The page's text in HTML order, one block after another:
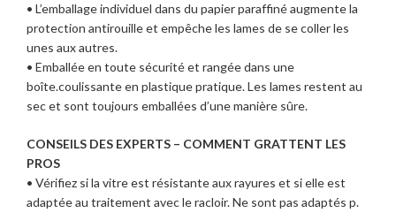
• L’emballage individuel dans du papier paraffiné augmente la
protection antirouille et empêche les lames de se coller les
unes aux autres.
• Emballée en toute sécurité et rangée dans une
boîte.coulissante en plastique pratique. Les lames restent au
sec et sont toujours emballées d’une manière sûre.
CONSEILS DES EXPERTS – COMMENT GRATTENT LES
PROS
• Vérifiez si la vitre est résistante aux rayures et si elle est
adaptée au traitement avec le racloir. Ne sont pas adaptés p.